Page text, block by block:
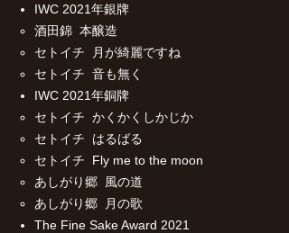
IWC 2021年銀牌
酒田錦 本醸造
セトイチ 月が綺麗ですね
セトイチ 音も無く
IWC 2021年銅牌
セトイチ かくかくしかじか
セトイチ はるばる
セトイチ Fly me to the moon
あしがり郷 風の道
あしがり郷 月の歌
The Fine Sake Award 2021